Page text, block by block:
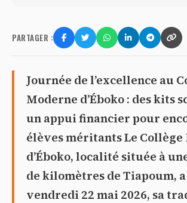
PARTAGER :
Journée de l’excellence au
Moderne d’Éboko : des kits
un appui financier pour
élèves méritants Le Collège
d’Éboko, localité située à
de kilomètres de Tiapoum,
vendredi 22 mai 2026, sa